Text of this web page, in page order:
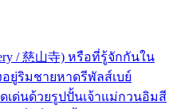
/ 慈山寺) หรือที่รู้จักกันใน
ยู่ริมชายหาดรีพัลส์เบย์
ดเด่นด้วยรูปปั้นเจ้าแม่กวนอิมสี